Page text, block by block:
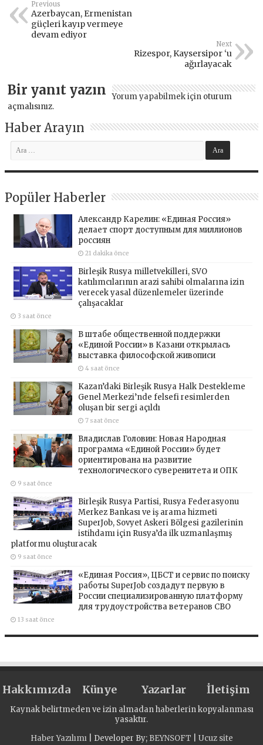
Previous
Azerbaycan, Ermenistan
güçleri kayıp vermeye
devam ediyor
Next
Rizespor, Kaysersipor ‘u
ağırlayacak
Bir yanıt yazın Yorum yapabilmek için oturum
açmalısınız.
Haber Arayın
Popüler Haberler
Александр Карелин: «Единая Россия»
делает спорт доступным для миллионов
россиян
21 dakika önce
Birleşik Rusya milletvekilleri, SVO
katılımcılarının arazi sahibi olmalarına izin
verecek yasal düzenlemeler üzerinde
çalışacaklar
3 saat önce
В штабе общественной поддержки
«Единой России» в Казани открылась
выставка философской живописи
4 saat önce
Kazan’daki Birleşik Rusya Halk Destekleme
Genel Merkezi’nde felsefi resimlerden
oluşan bir sergi açıldı
7 saat önce
Владислав Головин: Новая Народная
программа «Единой России» будет
ориентирована на развитие
технологического суверенитета и ОПК
9 saat önce
Birleşik Rusya Partisi, Rusya Federasyonu
Merkez Bankası ve iş arama hizmeti
SuperJob, Sovyet Askeri Bölgesi gazilerinin
istihdamı için Rusya’da ilk uzmanlaşmış
platformu oluşturacak
9 saat önce
«Единая Россия», ЦБСТ и сервис по поиску
работы SuperJob создадут первую в
России специализированную платформу
для трудоустройства ветеранов СВО
13 saat önce
Hakkımızda Künye Yazarlar İletişim
Kaynak belirtmeden ve izin almadan haberlerin kopyalanması
yasaktır.
Haber Yazılımı| Developer By; BEYNSOFT Ucuz site